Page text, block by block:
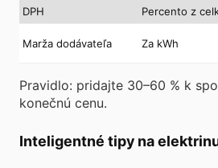
DPH
Percento z
Marža dodávateľa Za kWh
Pravidlo: pridajte 30–60 % k
konečnú cenu.
Inteligentné tipy na